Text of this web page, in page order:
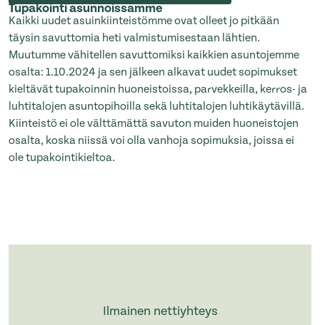
Tupakointi asunnoissamme
Kaikki uudet asuinkiinteistömme ovat olleet jo pitkään
täysin savuttomia heti valmistumisestaan lähtien.
Muutumme vähitellen savuttomiksi kaikkien asuntojemme
osalta: 1.10.2024 ja sen jälkeen alkavat uudet sopimukset
kieltävät tupakoinnin huoneistoissa, parvekkeilla, kerros- ja
luhtitalojen asuntopihoilla sekä luhtitalojen luhtikäytävillä.
Kiinteistö ei ole välttämättä savuton muiden huoneistojen
osalta, koska niissä voi olla vanhoja sopimuksia, joissa ei
ole tupakointikieltoa.
Ilmainen nettiyhteys